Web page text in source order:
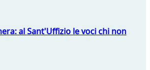
al Sant'Uffizio le voci chi non